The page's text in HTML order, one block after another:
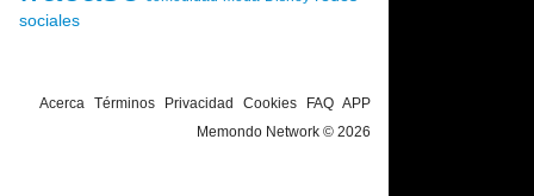
sociales
Acerca Términos Privacidad Cookies FAQ APP
Memondo Network © 2026